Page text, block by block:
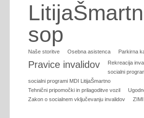
sop
Naše storitve Osebna asistenca Parkirna
Pravice invalidov
Rekreacija
socialni
socialni programi MDI LitijaŠmartno
Tehnični pripomočki in prilagoditve vozil
Zakon o socialnem vključevanju invalidov
ZIMI